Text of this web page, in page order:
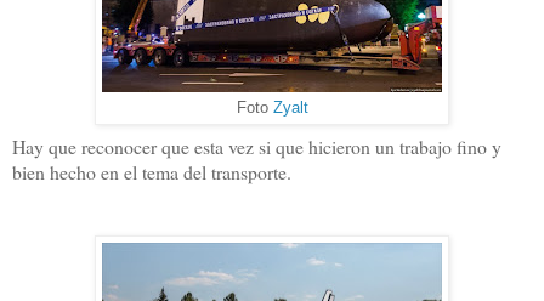
Foto Zyalt
Hay que reconocer que esta vez si que hicieron un trabajo fino y
bien hecho en el tema del transporte.